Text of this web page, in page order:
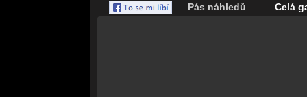
Pás náhledů Celá